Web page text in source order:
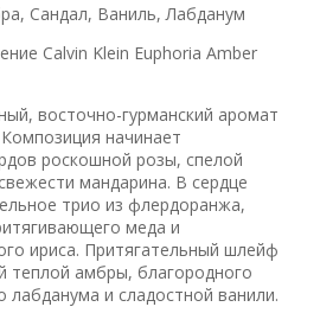
Сандал, Ваниль, Лабданум
Calvin Klein Euphoria Amber
восточно-гурманский аромат
начинает
роскошной розы, спелой
мандарина. В сердце
трио из флердоранжа,
меда и
ириса. Притягательный шлейф
теплой амбры, благородного
лабданума и сладостной ванили.